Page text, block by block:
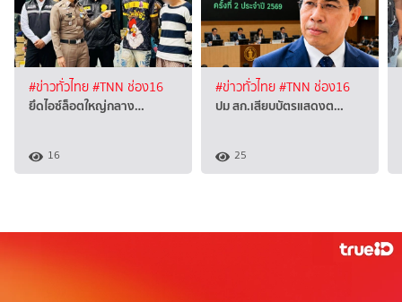
#ข่าวทั่วไทย#TNN ช่อง16
ยึดไอซ์ล็อตใหญ่กลาง…
16
#ข่าวทั่วไทย#TNN ช่อง16
ปม สก.เสียบบัตรแสดงต…
25